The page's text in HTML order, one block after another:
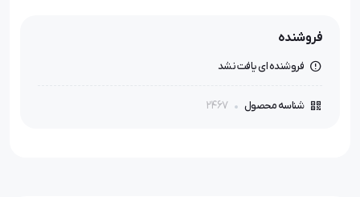
فروشنده
فروشنده ای یافت نشد
شناسه محصول 2467